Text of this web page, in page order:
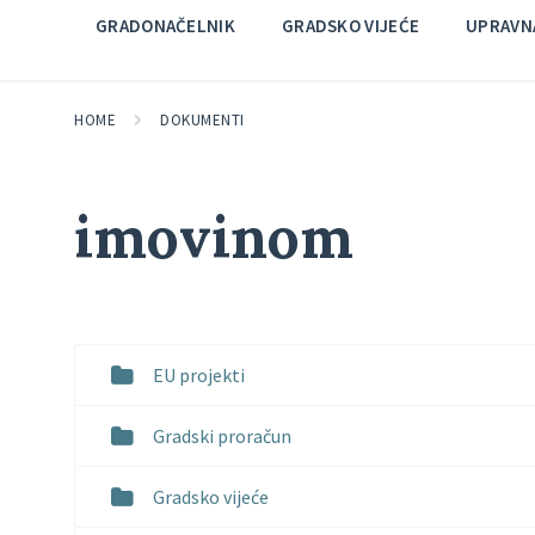
GRADONAČELNIK GRADSKO VIJEĆE
HOME DOKUMENTI
imovinom
EU projekti
Gradski proračun
Gradsko vijeće